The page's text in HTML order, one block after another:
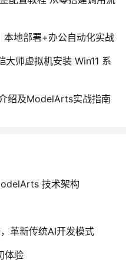
地部署+办公自动化实战
师虚拟机安装 Win11 系
绍及ModelArts实战指南
技术架构
革新传统AI开发模式
体验